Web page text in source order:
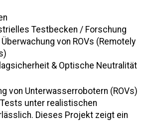
Testbecken / Forschung
von ROVs (Remotely
& Optische Neutralität
von Unterwasserrobotern (ROVs)
unter realistischen
Dieses Projekt zeigt ein